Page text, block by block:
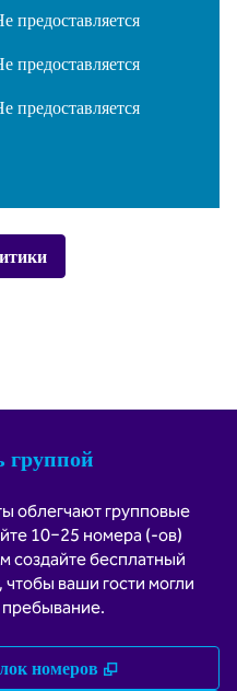
предоставляется
предоставляется
предоставляется
группой
облегчают групповые
10−25 номера (-ов)
создайте бесплатный
ваши гости могли
пребывание.
номеров ,